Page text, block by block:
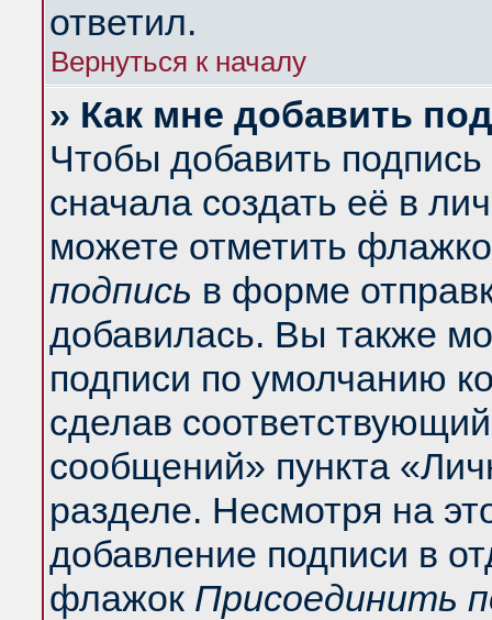
ответил.
Вернуться к началу
» Как мне добавить
Чтобы добавить
сначала создать её в
можете отметить
подпись в форме
добавилась. Вы также
подписи по умолчанию
сделав
сообщений» пункта
разделе. Несмотря на
добавление подписи в
флажок Присоединить